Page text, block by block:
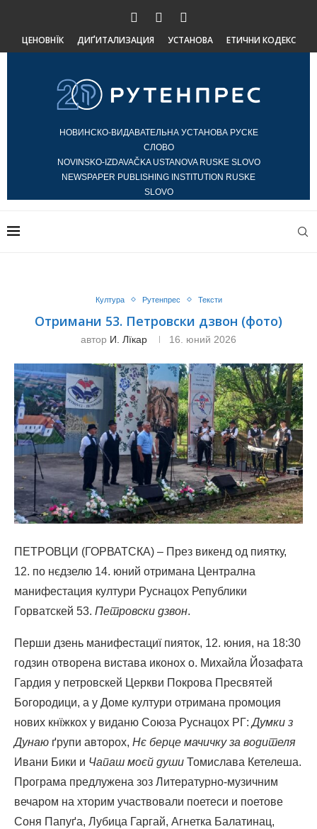
ЦЕНОВНЇК ДИҐИТАЛИЗАЦИЯ УСТАНОВА ЕТИЧНИ КОДЕКС
НОВИНСКО-ВИДАВАТЕЛЬНА УСТАНОВА РУСКЕ
СЛОВО
NOVINSKO-IZDAVAČKA USTANOVA RUSKE SLOVO
NEWSPAPER PUBLISHING INSTITUTION RUSKE
SLOVO
Култура Рутенпрес Тексти
Отримани 53. Петровски дзвон (фото)
автор И. Лїкар 16. юний 2026
ПЕТРОВЦИ (ГОРВАТСКА) – През викенд од пиятку,
12. по нєдзелю 14. юний отримана Централна
манифестация култури Руснацох Републики
Горватскей 53. Петровски дзвон.
Перши дзень манифестациї пияток, 12. юния, на 18:30
гoдзин отворена вистава иконох о. Михайла Йозафата
Гардия у петровскей Церкви Покрова Пресвятей
Богородици, а у Доме култури отримана промоция
нових кнїжкох у виданю Союза Руснацох РГ:Думки з
Дунаю ґрупи авторох, Нє берце мачичку за водителя
Ивани Бики и Чапаш моєй души Томислава Кетелеша.
Програма предлужена зоз Литературно-музичним
вечаром на хторим участвовали поетеси и поетове
Соня Папуґа, Лубица Гаргай, Агнетка Балатинац,